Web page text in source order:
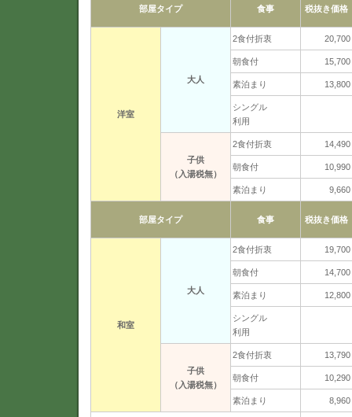
部屋タイプ 食事 税抜き価格
洋室
大人
2食付折衷 20,700
朝食付 15,700
素泊まり 13,800
シングル
利用
子供
（入湯税無）
2食付折衷 14,490
朝食付 10,990
素泊まり 9,660
部屋タイプ 食事 税抜き価格
和室
大人
2食付折衷 19,700
朝食付 14,700
素泊まり 12,800
シングル
利用
子供
（入湯税無）
2食付折衷 13,790
朝食付 10,290
素泊まり 8,960